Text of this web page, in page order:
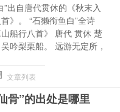
”出自唐代贯休的《秋末入
》。 “石獭衔鱼白”全诗
山船行八首》 唐代 贯休 楚
吟梨栗船。 远游无定所，
文章列表
骨”的出处是哪里